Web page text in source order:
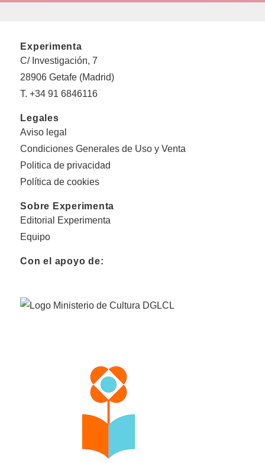
Experimenta
C/ Investigación, 7
28906 Getafe (Madrid)
T. +34 91 6846116
Legales
Aviso legal
Condiciones Generales de Uso y Venta
Politica de privacidad
Política de cookies
Sobre Experimenta
Editorial Experimenta
Equipo
Con el apoyo de: